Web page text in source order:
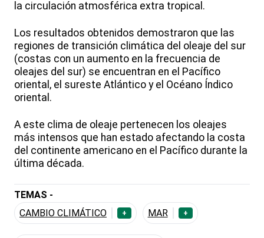
la circulación atmosférica extra tropical.
Los resultados obtenidos demostraron que las
regiones de transición climática del oleaje del sur
(costas con un aumento en la frecuencia de
oleajes del sur) se encuentran en el Pacífico
oriental, el sureste Atlántico y el Océano Índico
oriental.
A este clima de oleaje pertenecen los oleajes
más intensos que han estado afectando la costa
del continente americano en el Pacífico durante la
última década.
TEMAS -
CAMBIO CLIMÁTICO
+ MAR +